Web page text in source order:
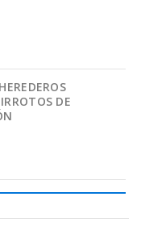
DE